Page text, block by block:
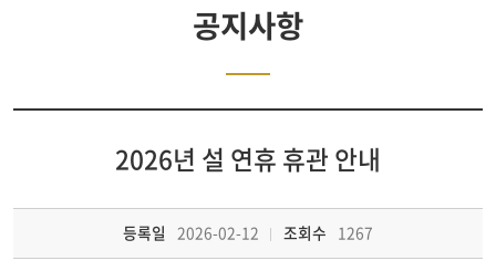
공지사항
2026년 설 연휴 휴관 안내
등록일 2026-02-12 조회수 1267